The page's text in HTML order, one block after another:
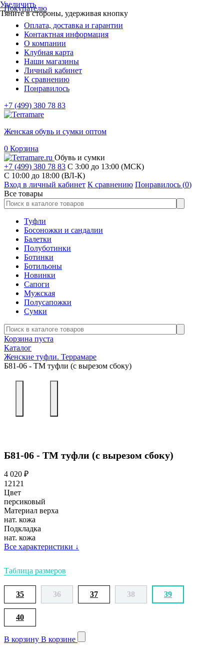
Покупателю
Оплата, доставка и гарантии
Контактная информация
О компании
Клубная карта
Наши магазины
Личный кабинет
К сравнению
Понравилось
+7 (499) 380 78 83
Женская обувь и сумки оптом
0 Корзина
Обувь и сумки
+7 (499) 380 78 83 С 3:00 до 13:00 (МСК)
C 10:00 до 18:00 (ВЛ-К)
Вход в личный кабинет К сравнению Понравилось (0)
Все товары
Туфли
Босоножки и сандалии
Балетки
Полуботинки
Ботинки
Ботильоны
Новинки
Сапоги
Мужская
Полусапожки
Сумки
Корзина пуста
Каталог
Женские туфли. Террамаре
Б81-06 - ТМ туфли (с вырезом сбоку)
Увеличить
Тяните в стороны, удерживая кнопку
Б81-06 - ТМ туфли (с вырезом сбоку)
4 020 ₽
12121
Цвет
персиковый
Материал верха
нат. кожа
Подкладка
нат. кожа
Все характеристики ↓
Таблица размеров
35 36 37 38 39
40
В корзину В корзине